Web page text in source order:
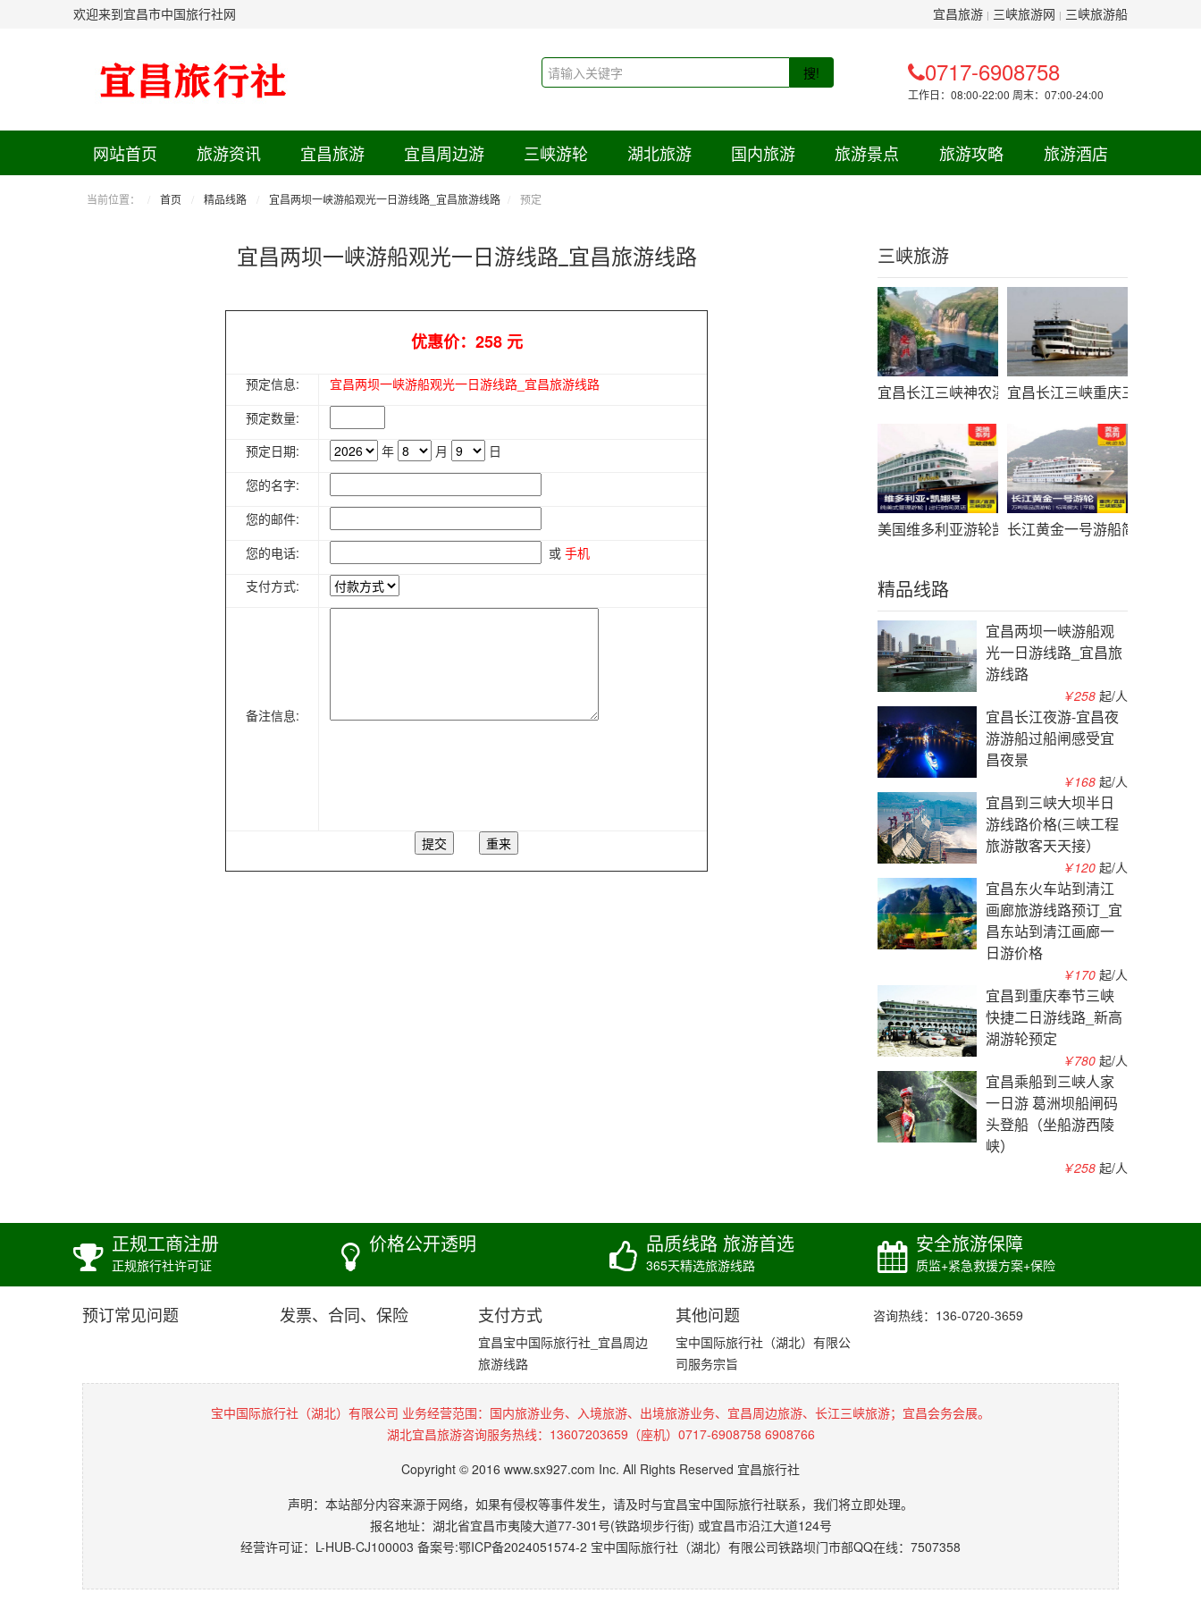
宜昌旅游 | 三峡旅游网 | 三峡旅游船
欢迎来到宜昌市中国旅行社网
搜! 0717-6908758
工作日：08:00-22:00 周末：07:00-24:00
网站首页 旅游资讯 宜昌旅游 宜昌周边游 三峡游轮 湖北旅游 国内旅游 旅游景点 旅游攻略 旅游酒店
当前位置： 首页 精品线路 宜昌两坝一峡游船观光一日游线路_宜昌旅游线路 预定
宜昌两坝一峡游船观光一日游线路_宜昌旅游线路
优惠价：258 元
预定信息:
宜昌两坝一峡游船观光一日游线路_宜昌旅游线路
预定数量:
预定日期:
年 月
日
您的名字:
您的邮件:
您的电话:
或 手机
支付方式:
备注信息:
三峡旅游
宜昌长江三峡神农溪白帝城精华三日线路-三峡旅游
宜昌长江三峡重庆三日游线路
美国维多利亚游轮凯娜号游船简介_凯娜游轮预定
长江黄金一号游船简介_黄金
精品线路
宜昌两坝一峡游船观
光一日游线路_宜昌旅
游线路
￥258起/人
宜昌长江夜游-宜昌夜
游游船过船闸感受宜
昌夜景
￥168起/人
宜昌到三峡大坝半日
游线路价格(三峡工程
旅游散客天天接）
￥120起/人
宜昌东火车站到清江
画廊旅游线路预订_宜
昌东站到清江画廊一
日游价格
￥170起/人
宜昌到重庆奉节三峡
快捷二日游线路_新高
湖游轮预定
￥780起/人
宜昌乘船到三峡人家
一日游 葛洲坝船闸码
头登船（坐船游西陵
峡）
￥258起/人
正规工商注册
正规旅行社许可证
价格公开透明 品质线路 旅游首选
365天精选旅游线路
安全旅游保障
质监+紧急救援方案+保险
预订常见问题 发票、合同、保险 支付方式
宜昌宝中国际旅行社_宜昌周边
旅游线路
其他问题
宝中国际旅行社（湖北）有限公
司服务宗旨
咨询热线：136-0720-3659
宝中国际旅行社（湖北）有限公司 业务经营范围：国内旅游业务、入境旅游、出境旅游业务、宜昌周边旅游、长江三峡旅游；宜昌会务会展。
湖北宜昌旅游咨询服务热线：13607203659（座机）0717-6908758 6908766
Copyright © 2016 www.sx927.com Inc. All Rights Reserved 宜昌旅行社
声明：本站部分内容来源于网络，如果有侵权等事件发生，请及时与宜昌宝中国际旅行社联系，我们将立即处理。
报名地址：湖北省宜昌市夷陵大道77-301号(铁路坝步行街) 或宜昌市沿江大道124号
经营许可证：L-HUB-CJ100003 备案号:鄂ICP备2024051574-2 宝中国际旅行社（湖北）有限公司铁路坝门市部QQ在线：7507358